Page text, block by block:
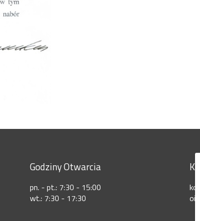
Godziny Otwarcia
pn. - pt.: 7:30 - 15:00
wt.: 7:30 - 17:30